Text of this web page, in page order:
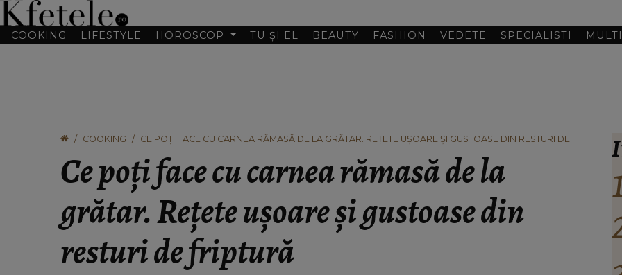
COOKING LIFESTYLE HOROSCOP TU ȘI EL BEAUTY FASHION VEDETE SPECIALISTI
COOKING
CE POȚI FACE CU CARNEA RĂMASĂ DE LA GRĂTAR. REȚETE UȘOARE ȘI GUSTOASE DIN RESTURI DE
Ce poți face cu carnea rămasă de la
grătar. Rețete ușoare și gustoase din
resturi de friptură